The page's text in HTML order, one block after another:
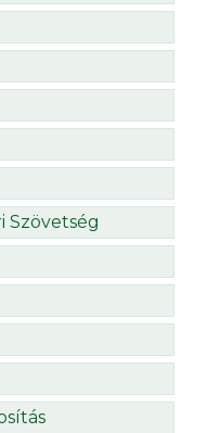
Szövetség